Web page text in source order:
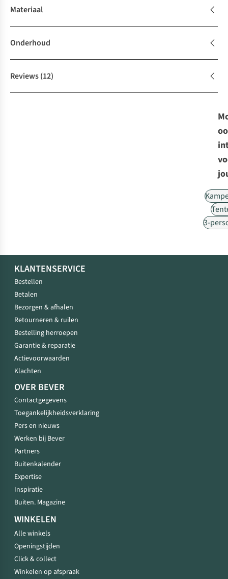
Materiaal
Onderhoud
Reviews(12)
3-
KLANTENSERVICE
Bestellen
Betalen
Bezorgen & afhalen
Retourneren & ruilen
Bestelling herroepen
Garantie & reparatie
Actievoorwaarden
Klachten
OVER BEVER
Contactgegevens
Toegankelijkheidsverklaring
Pers en nieuws
Werken bij Bever
Partners
Buitenkalender
Expertise
Inspiratie
Buiten. Magazine
WINKELEN
Alle winkels
Openingstijden
Click & collect
Winkelen op afspraak